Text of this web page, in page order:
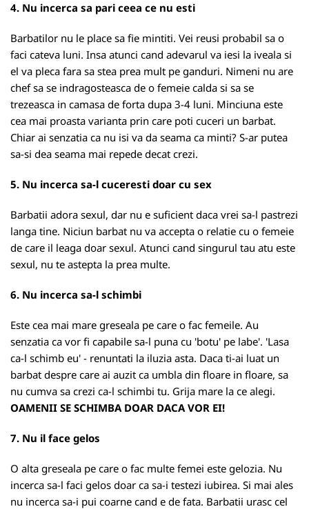
4. Nu incerca sa pari ceea ce nu esti
Barbatilor nu le place sa fie mintiti. Vei reusi probabil sa o
faci cateva luni. Insa atunci cand adevarul va iesi la iveala si
el va pleca fara sa stea prea mult pe ganduri. Nimeni nu are
chef sa se indragosteasca de o femeie calda si sa se
trezeasca in camasa de forta dupa 3-4 luni. Minciuna este
cea mai proasta varianta prin care poti cuceri un barbat.
Chiar ai senzatia ca nu isi va da seama ca minti? S-ar putea
sa-si dea seama mai repede decat crezi.
5. Nu incerca sa-l cuceresti doar cu sex
Barbatii adora sexul, dar nu e suficient daca vrei sa-l pastrezi
langa tine. Niciun barbat nu va accepta o relatie cu o femeie
de care il leaga doar sexul. Atunci cand singurul tau atu este
sexul, nu te astepta la prea multe.
6. Nu incerca sa-l schimbi
Este cea mai mare greseala pe care o fac femeile. Au
senzatia ca vor fi capabile sa-l puna cu 'botu' pe labe'. 'Lasa
ca-l schimb eu' - renuntati la iluzia asta. Daca ti-ai luat un
barbat despre care ai auzit ca umbla din floare in floare, sa
nu cumva sa crezi ca-l schimbi tu. Grija mare la ce alegi.
OAMENII SE SCHIMBA DOAR DACA VOR EI!
7. Nu il face gelos
O alta greseala pe care o fac multe femei este gelozia. Nu
incerca sa-l faci gelos doar ca sa-i testezi iubirea. Si mai ales
nu incerca sa-i pui coarne cand e de fata. Barbatii urasc cel